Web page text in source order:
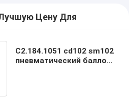
Цену Для
С2.184.1051 cd102 sm102
пневматический баллон